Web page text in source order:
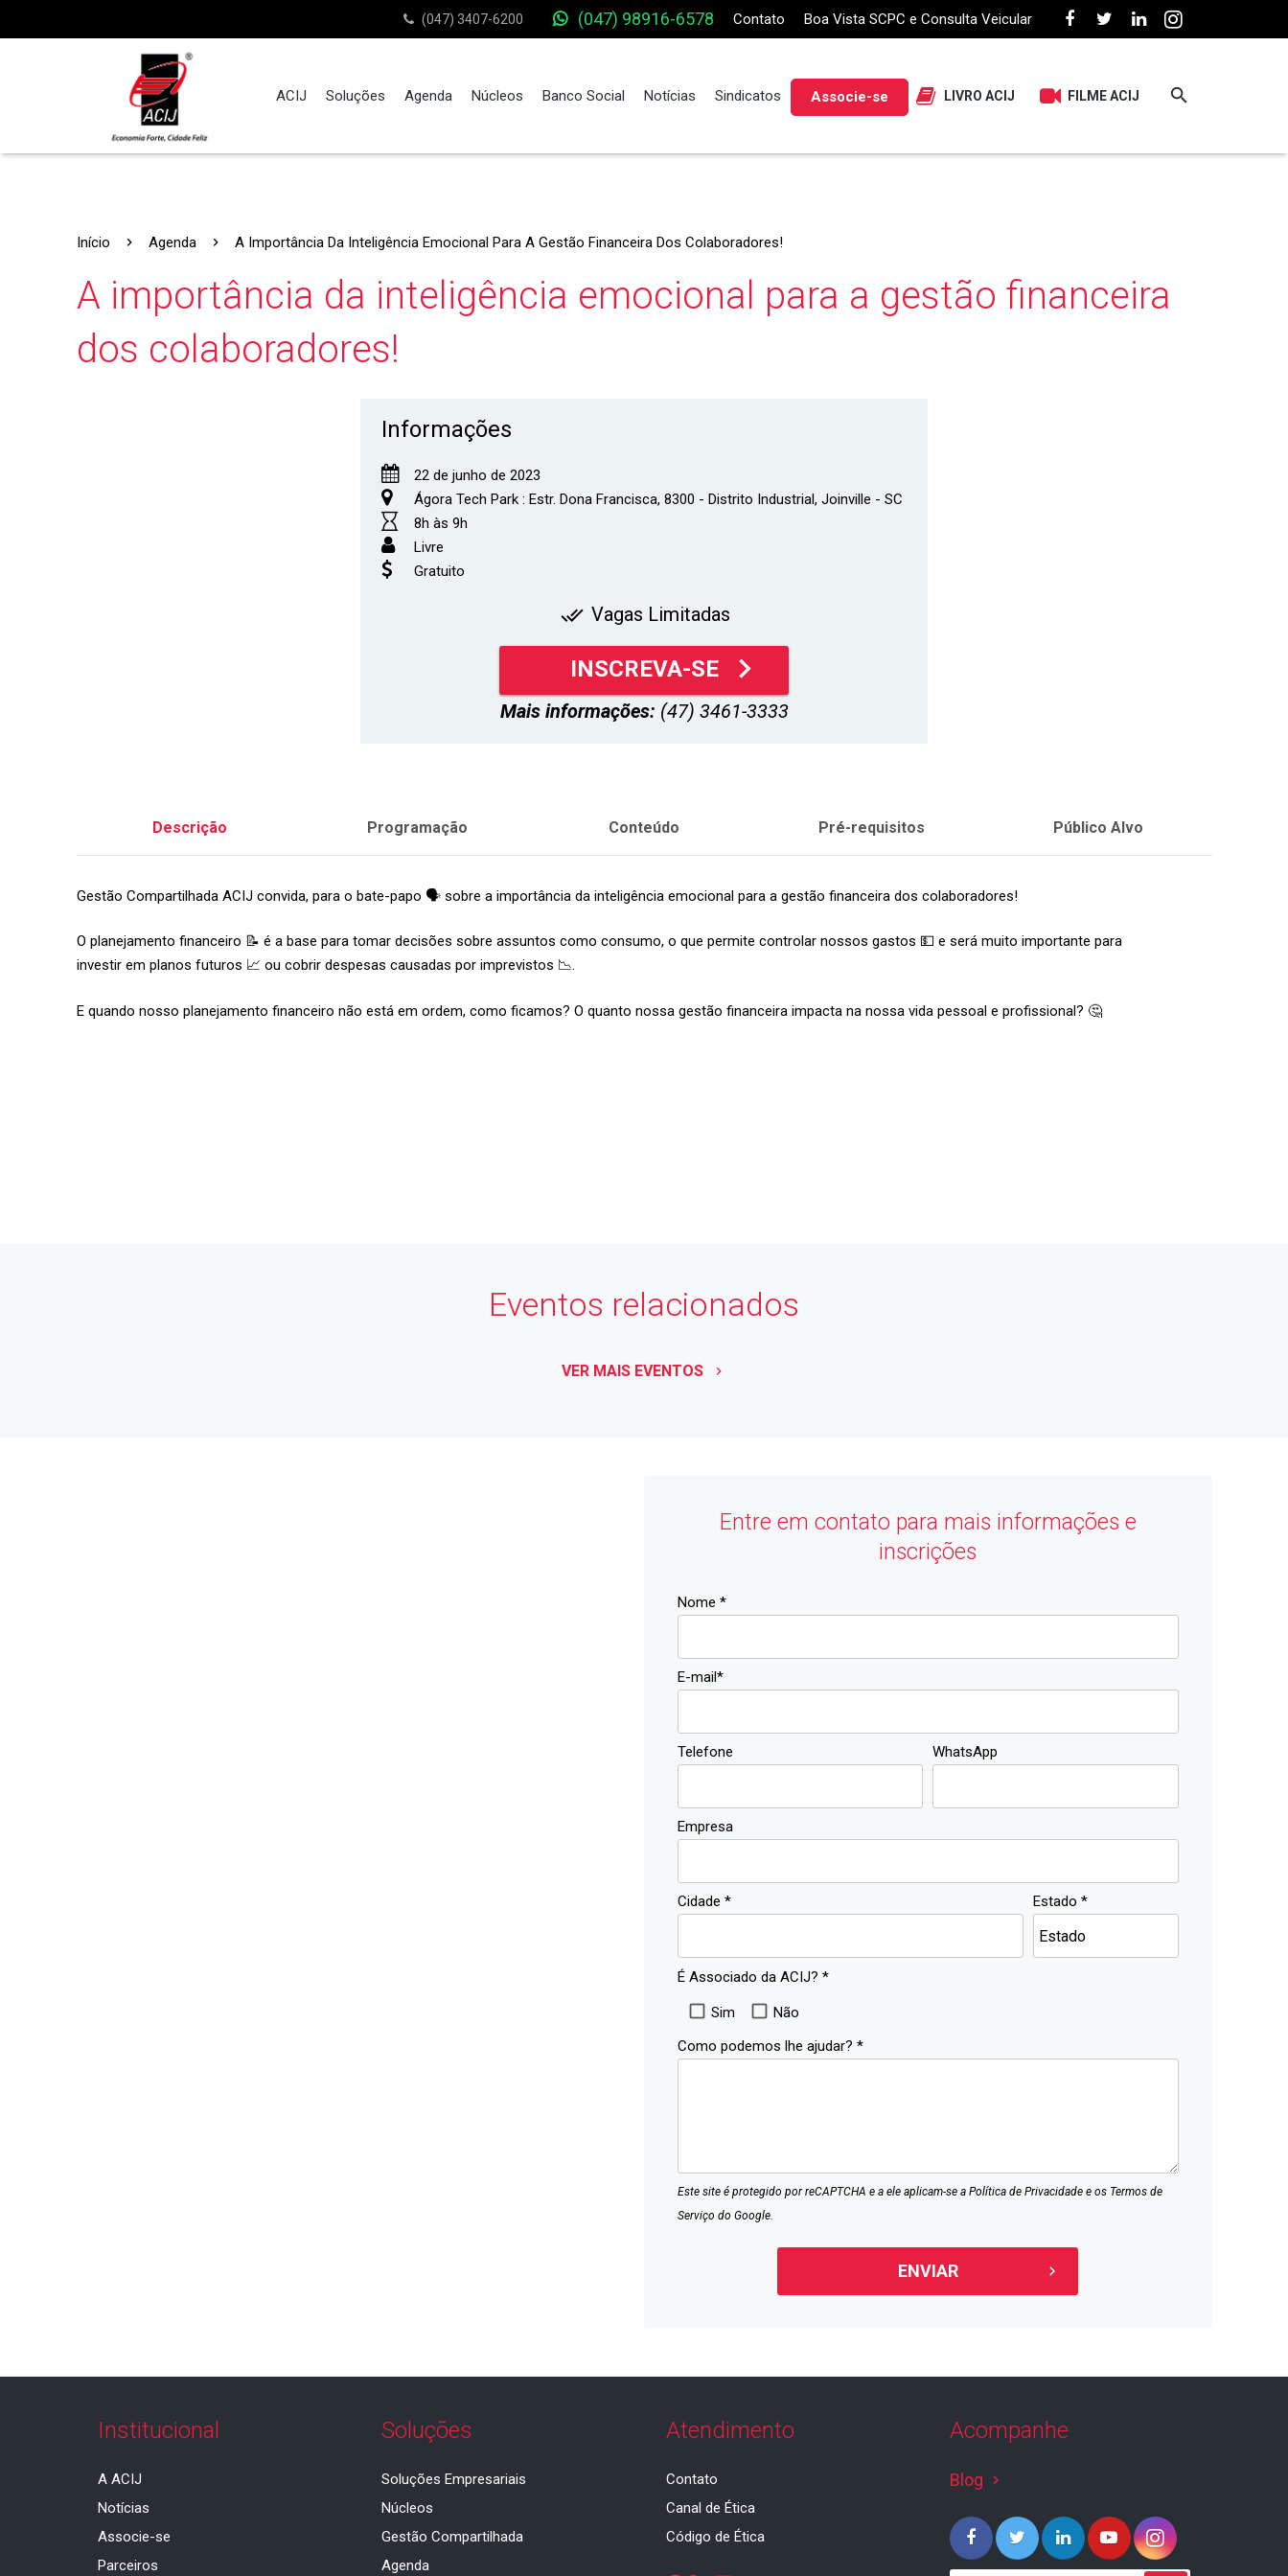
(047) 3407-6200 (047) 98916-6578 Contato Boa Vista SCPC e Consulta Veicular
ACIJ Soluções Agenda Núcleos Banco Social Notícias Sindicatos Associe-se LIVRO ACIJ FILME ACIJ
Início Agenda A Importância Da Inteligência Emocional Para A Gestão Financeira Dos Colaboradores!
A importância da inteligência emocional para a gestão financeira
dos colaboradores!
Informações
22 de junho de 2023
Ágora Tech Park : Estr. Dona Francisca, 8300 - Distrito Industrial, Joinville - SC
8h às 9h
Livre
Gratuito
done_all Vagas Limitadas
INSCREVA-SE keyboard_arrow_right
Mais informações: (47) 3461-3333
Descrição Programação Conteúdo Pré-requisitos Público Alvo
Gestão Compartilhada ACIJ convida, para o bate-papo 🗣️ sobre a importância da inteligência emocional para a gestão financeira dos colaboradores!
O planejamento financeiro 📝 é a base para tomar decisões sobre assuntos como consumo, o que permite controlar nossos gastos 💵 e será muito importante para
investir em planos futuros 📈 ou cobrir despesas causadas por imprevistos 📉.
E quando nosso planejamento financeiro não está em ordem, como ficamos? O quanto nossa gestão financeira impacta na nossa vida pessoal e profissional? 🤔
Eventos relacionados
keyboard_arrow_right
VER MAIS EVENTOS
Entre em contato para mais informações e
inscrições
Nome *
E-mail*
Telefone WhatsApp
Empresa
Cidade * Estado *
É Associado da ACIJ? *
Sim
Não
Como podemos lhe ajudar? *
Este site é protegido por reCAPTCHA e a ele aplicam-se a Política de Privacidadee os Termos de
Serviço do Google.
Institucional
A ACIJ
Notícias
Associe-se
Parceiros
Soluções
Soluções Empresariais
Núcleos
Gestão Compartilhada
Agenda
Atendimento
Contato
Canal de Ética
Código de Ética
Acompanhe
Blog keyboard_arrow_right